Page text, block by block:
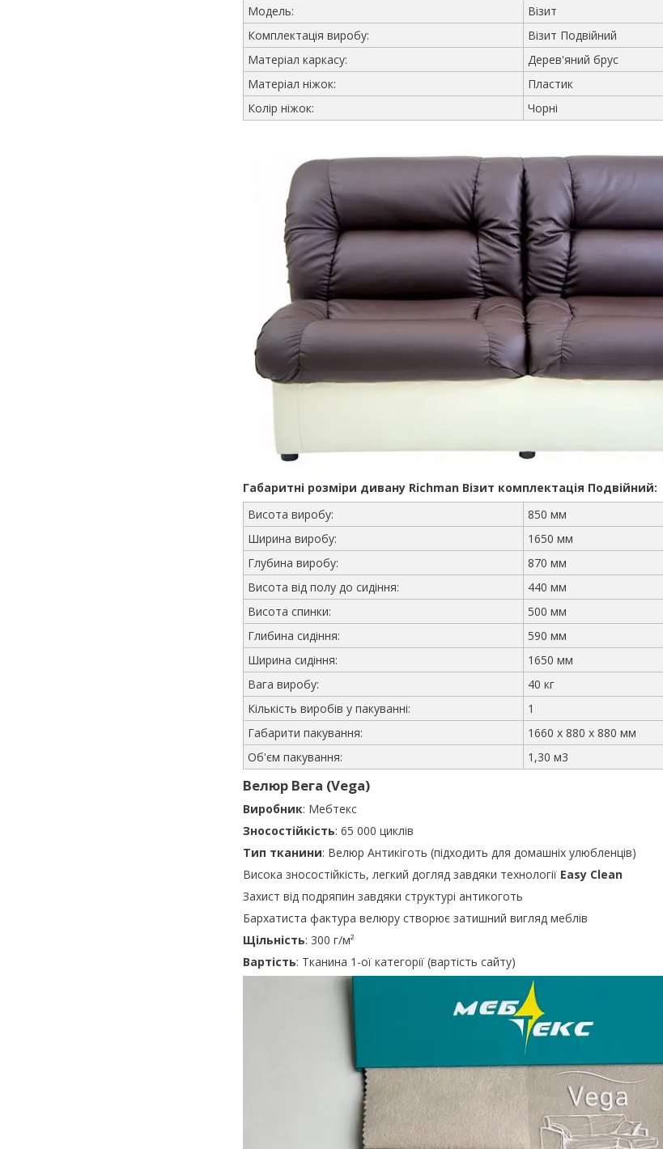
Модель:
Візит
Комплектація виробу:
Візит Подвійний
Матеріал каркасу:
Дерев'яний брус
Матеріал ніжок:
Пластик
Колір ніжок:
Чорні
Габаритні розміри дивану Richman Візит комплектація Подвійний:
Висота виробу:
850 мм
Ширина виробу:
1650 мм
Глубина виробу:
870 мм
Висота від полу до сидіння:
440 мм
Висота спинки:
500 мм
Глибина сидіння:
590 мм
Ширина сидіння:
1650 мм
Вага виробу:
40 кг
Кількість виробів у пакуванні:
1
Габарити пакування:
1660 x 880 x 880 мм
Об'єм пакування:
1,30 м3
Велюр Вега (Vega)
Виробник: Мебтекс
Зносостійкість: 65 000 циклів
Тип тканини: Велюр Антикіготь (підходить для домашніх улюбленців)
Висока зносостійкість, легкий догляд завдяки технології Easy Clean
Захист від подряпин завдяки структурі антикоготь
Бархатиста фактура велюру створює затишний вигляд меблів
Щільність: 300 г/м²
Вартість: Тканина 1-ої категорії (вартість сайту)